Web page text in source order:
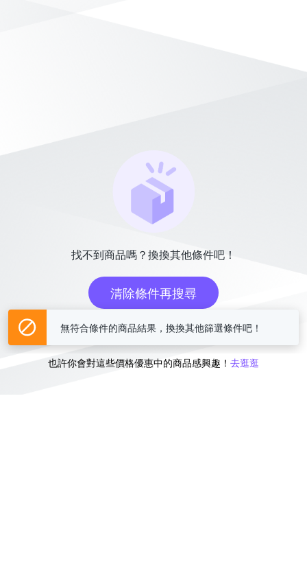
找不到商品嗎？換換其他條件吧！
清除條件再搜尋
或
也許你會對這些價格優惠中的商品感興趣！ 去逛逛
無符合條件的商品結果，換換其他篩選條件吧！